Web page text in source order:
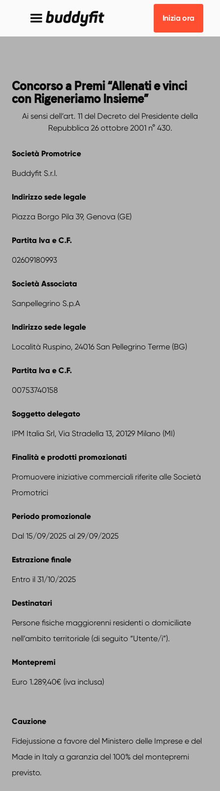
Inizia ora
Concorso a Premi “Allenati e vinci
con Rigeneriamo Insieme”
Ai sensi dell’art. 11 del Decreto del Presidente della
Repubblica 26 ottobre 2001 n° 430.
Società Promotrice
Buddyfit S.r.l.
Indirizzo sede legale
Piazza Borgo Pila 39, Genova (GE)
Partita Iva e C.F.
02609180993
Società Associata
Sanpellegrino S.p.A
Indirizzo sede legale
Località Ruspino, 24016 San Pellegrino Terme (BG)
Partita Iva e C.F.
00753740158
Soggetto delegato
IPM Italia Srl, Via Stradella 13, 20129 Milano (MI)
Finalità e prodotti promozionati
Promuovere iniziative commerciali riferite alle Società
Promotrici
Periodo promozionale
Dal 15/09/2025 al 29/09/2025
Estrazione finale
Entro il 31/10/2025
Destinatari
Persone fisiche maggiorenni residenti o domiciliate
nell’ambito territoriale (di seguito “Utente/i”).
Montepremi
Euro 1.289,40€ (iva inclusa)
Cauzione
Fidejussione a favore del Ministero delle Imprese e del
Made in Italy a garanzia del 100% del montepremi
previsto.